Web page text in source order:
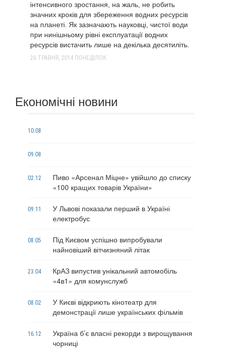
інтенсивного зростання, на жаль, не робить
значних кроків для збереження водних ресурсів
на планеті. Як зазначають науковці, чистої води
при нинішньому рівні експлуатації водних
ресурсів вистачить лише на декілька десятиліть.
26 ТРАВНЯ, 2014 ПОНЕДІЛОК
Економічні новини
10.08
09.08
02.12
Пиво «Арсенал Міцне» увійшло до списку
«100 кращих товарів України»
09.11
У Львові показали перший в Україні
електробус
08.05
Під Києвом успішно випробували
найновіший вітчизняний літак
23.04
КрАЗ випустив унікальний автомобіль
«4в1» для комунслужб
08.02
У Києві відкриють кінотеатр для
демонстрації лише українських фільмів
16.12
Україна б’є власні рекорди з вирощування
чорниці